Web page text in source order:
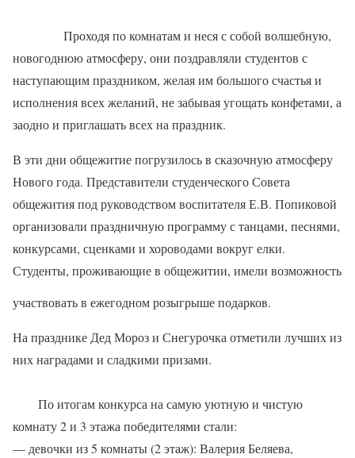
Проходя по комнатам и неся с собой волшебную,
новогоднюю атмосферу, они поздравляли студентов с
наступающим праздником, желая им большого счастья и
исполнения всех желаний, не забывая угощать конфетами, а
заодно и приглашать всех на праздник.
В эти дни общежитие погрузилось в сказочную атмосферу
Нового года. Представители студенческого Совета
общежития под руководством воспитателя Е.В. Попиковой
организовали праздничную программу с танцами, песнями,
конкурсами, сценками и хороводами вокруг елки.
Студенты, проживающие в общежитии, имели возможность
участвовать в ежегодном розыгрыше подарков.
На празднике Дед Мороз и Снегурочка отметили лучших из
них наградами и сладкими призами.
По итогам конкурса на самую уютную и чистую
комнату 2 и 3 этажа победителями стали:
— девочки из 5 комнаты (2 этаж): Валерия Беляева,